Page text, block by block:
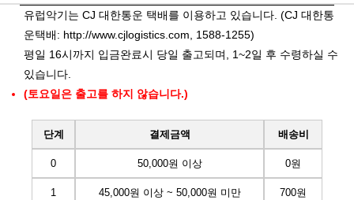
유럽악기는 CJ 대한통운 택배를 이용하고 있습니다. (CJ 대한통
운택배: http://www.cjlogistics.com, 1588-1255)
평일 16시까지 입금완료시 당일 출고되며, 1~2일 후 수령하실 수
있습니다.
(토요일은 출고를 하지 않습니다.)
단계 결제금액 배송비
0 50,000원 이상 0원
1 45,000원 이상 ~ 50,000원 미만 700원